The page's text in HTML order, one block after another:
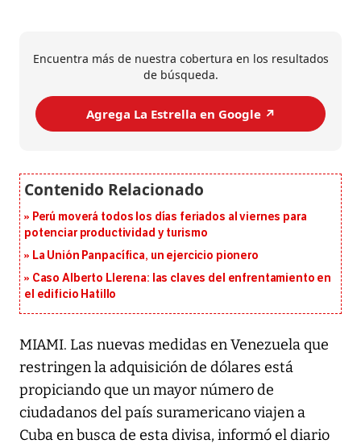
Encuentra más de nuestra cobertura en los resultados
de búsqueda.
Agrega La Estrella en Google ↗️
Perú moverá todos los días feriados al viernes para
potenciar productividad y turismo
La Unión Panpacífica, un ejercicio pionero
Caso Alberto Llerena: las claves del enfrentamiento en
el edificio Hatillo
MIAMI. Las nuevas medidas en Venezuela que
restringen la adquisición de dólares está
propiciando que un mayor número de
ciudadanos del país suramericano viajen a
Cuba en busca de esta divisa, informó el diario